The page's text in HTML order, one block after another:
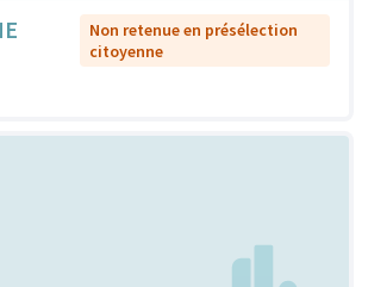
Non retenue en présélection
citoyenne